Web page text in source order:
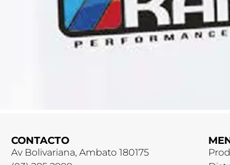
CONTACTO
Av Bolivariana, Ambato 180175